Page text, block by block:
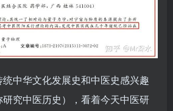
中华文化发展史和中医史感兴趣
究中医历史），看着今天中医研